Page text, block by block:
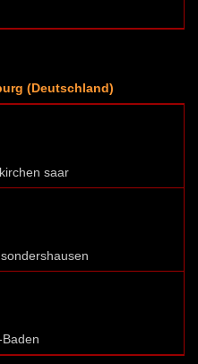
(Deutschland)
saar